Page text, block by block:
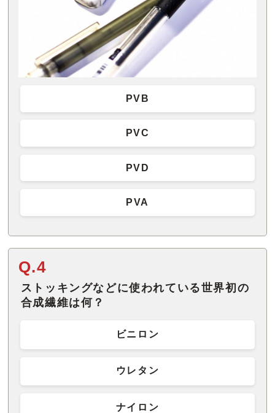
PVB
PVC
PVD
PVA
Q.4
ストッキングなどに使われている世界初の
合成繊維は何？
ビニロン
ウレタン
ナイロン